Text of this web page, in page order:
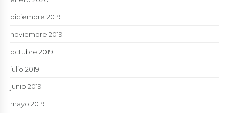
diciembre 2019
noviembre 2019
octubre 2019
julio 2019
junio 2019
mayo 2019